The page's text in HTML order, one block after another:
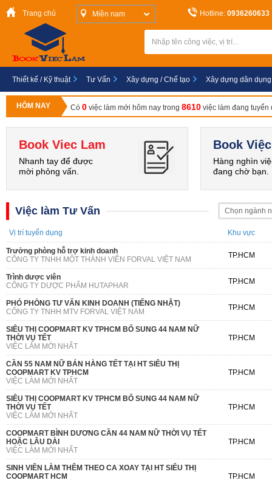
Trang chủ Miền nam Hotline: 0936260633
Thiết kế / Kỹ thuật Tư Vấn Xây dựng / Chế tạo Xây dựng dân dụng
HÔM NAY Có 0 việc làm mới hôm nay trong 8610 việc làm đang tuyển
Book Viec Lam
Nhanh tay để được
mời phỏng vấn.
Book
Hàng nghìn
đang chờ bạn.
Việc làm Tư Vấn Chọn ngành
Vị trí tuyển dụng Khu vực
Trưởng phòng hỗ trợ kinh doanh
CÔNG TY TNHH MỘT THÀNH VIÊN FORVAL VIỆT NAM
TP.HCM
Trình dược viên
CÔNG TY DƯỢC PHẨM HUTAPHAR
TP.HCM
PHÓ PHÒNG TƯ VẤN KINH DOANH (TIẾNG NHẬT)
CÔNG TY TNHH MTV FORVAL VIỆT NAM
TP.HCM
SIÊU THỊ COOPMART KV TPHCM BỔ SUNG 44 NAM NỮ
THỜI VỤ TẾT
VIỆC LÀM MỚI NHẤT
TP.HCM
CẦN 55 NAM NỮ BÁN HÀNG TẾT TẠI HT SIÊU THỊ
COOPMART KV TPHCM
VIỆC LÀM MỚI NHẤT
TP.HCM
SIÊU THỊ COOPMART KV TPHCM BỔ SUNG 44 NAM NỮ
THỜI VỤ TẾT
VIỆC LÀM MỚI NHẤT
TP.HCM
COOPMART BÌNH DƯƠNG CẦN 44 NAM NỮ THỜI VỤ TẾT
HOẶC LÂU DÀI
VIỆC LÀM MỚI NHẤT
TP.HCM
SINH VIÊN LÀM THÊM THEO CA XOAY TẠI HT SIÊU THỊ
COOPMART HCM
TP.HCM